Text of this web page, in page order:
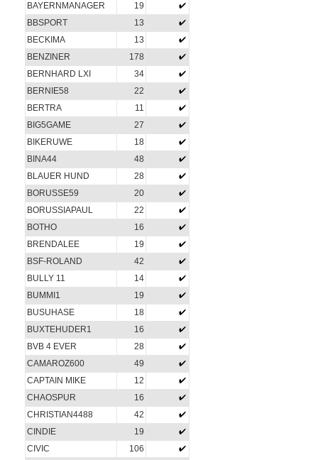
BAYERNMANAGER
19
BBSPORT
13
BECKIMA
13
BENZINER
178
BERNHARD LXI
34
BERNIE58
22
BERTRA
11
BIG5GAME
27
BIKERUWE
18
BINA44
48
BLAUER HUND
28
BORUSSE59
20
BORUSSIAPAUL
22
BOTHO
16
BRENDALEE
19
BSF-ROLAND
42
BULLY 11
14
BUMMI1
19
BUSUHASE
18
BUXTEHUDER1
16
BVB 4 EVER
28
CAMAROZ600
49
CAPTAIN MIKE
12
CHAOSPUR
16
CHRISTIAN4488
42
CINDIE
19
CIVIC
106